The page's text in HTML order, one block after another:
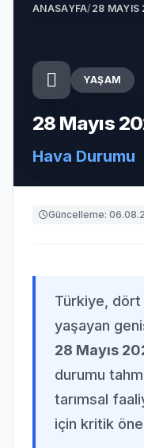
ANASAYFA/28 MAYIS
YAŞAM
28 Mayıs
Hava Durumu
Güncelleme:
Türkiye,
yaşayan
28 Mayıs
durumu
tarımsal
için kritik